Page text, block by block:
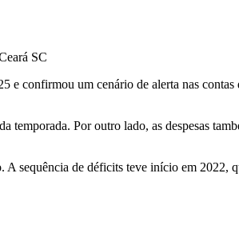
SC
confirmou um cenário de alerta nas
Por outro lado, as despesas
sequência de déficits teve início em 2022,